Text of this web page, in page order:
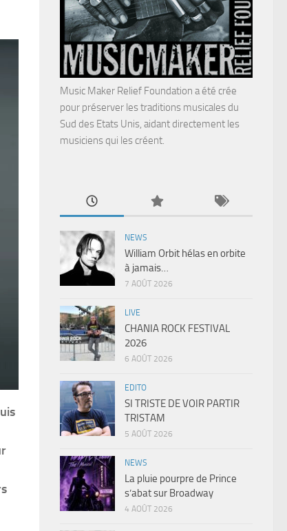
Music Maker Relief Foundation a été crée
pour préserver les traditions musicales du
Sud des Etats Unis, aidant directement les
musiciens qui les créent.
NEWS
William Orbit hélas en orbite
à jamais…
7 AOÛT 2026
LIVE
CHANIA ROCK FESTIVAL
2026
6 AOÛT 2026
EDITO
SI TRISTE DE VOIR PARTIR
TRISTAM
5 AOÛT 2026
NEWS
La pluie pourpre de Prince
s’abat sur Broadway
4 AOÛT 2026